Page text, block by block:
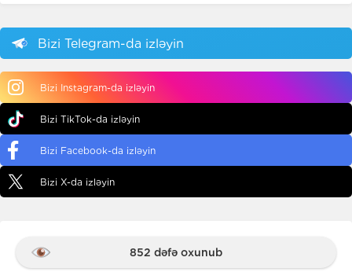
Bizi Telegram-da izləyin
Bizi Instagram-da izləyin
Bizi TikTok-da izləyin
Bizi Facebook-da izləyin
Bizi X-da izləyin
852 dəfə oxunub